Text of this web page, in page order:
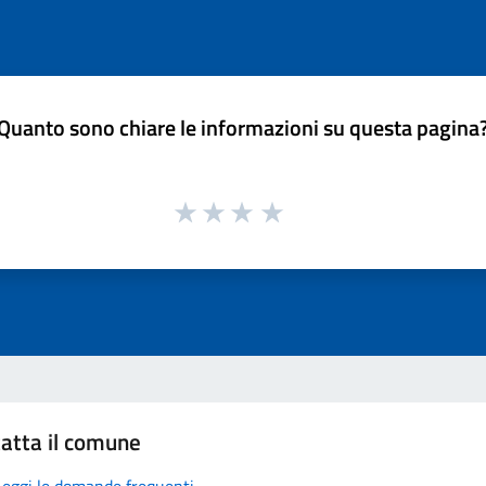
sono chiare le informazioni su questa
il comune